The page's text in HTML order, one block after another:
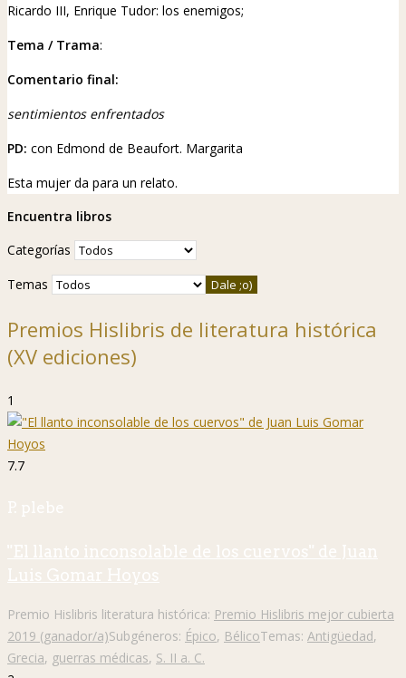
Ricardo III, Enrique Tudor: los enemigos;
Tema / Trama:
Comentario final:
sentimientos enfrentados
PD: con Edmond de Beaufort. Margarita
Esta mujer da para un relato.
Encuentra libros
Categorías
Temas
Premios Hislibris de literatura histórica
(XV ediciones)
1
7.7
P. plebe
"El llanto inconsolable de los cuervos" de Juan
Luis Gomar Hoyos
Premio Hislibris literatura histórica: Premio Hislibris mejor cubierta
2019 (ganador/a)Subgéneros: Épico, BélicoTemas: Antigüedad,
Grecia, guerras médicas, S. II a. C.